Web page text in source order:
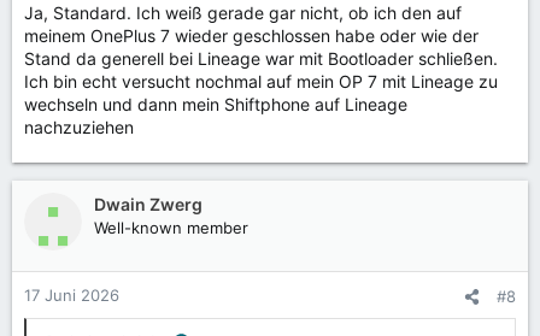
Ja, Standard. Ich weiß gerade gar nicht, ob ich den auf
meinem OnePlus 7 wieder geschlossen habe oder wie der
Stand da generell bei Lineage war mit Bootloader schließen.
Ich bin echt versucht nochmal auf mein OP 7 mit Lineage zu
wechseln und dann mein Shiftphone auf Lineage
nachzuziehen
Dwain Zwerg
Well-known member
17 Juni 2026 #8